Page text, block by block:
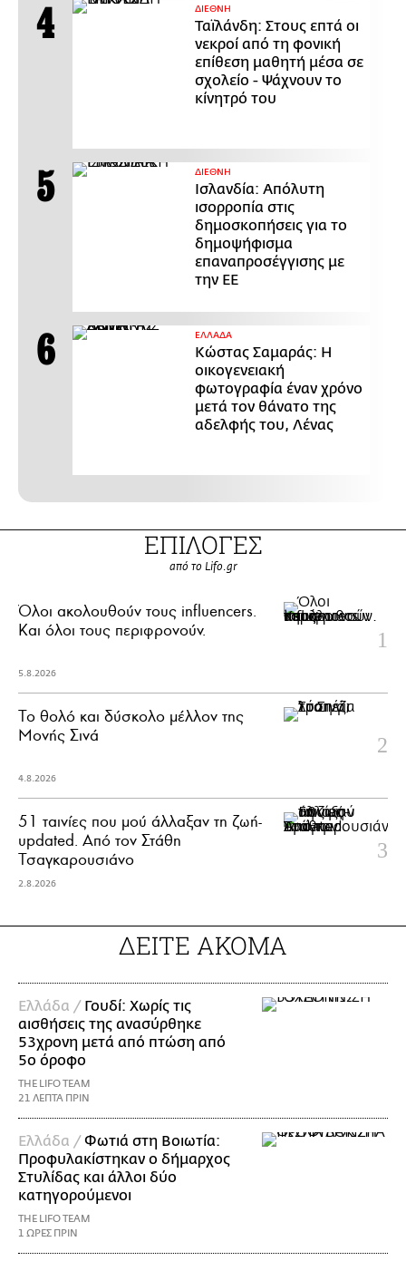
ΔΙΕΘΝΗ
Ταϊλάνδη: Στους επτά οι
νεκροί από τη φονική
επίθεση μαθητή μέσα σε
σχολείο - Ψάχνουν το
κίνητρό του
ΔΙΕΘΝΗ
Ισλανδία: Απόλυτη
ισορροπία στις
δημοσκοπήσεις για το
δημοψήφισμα
επαναπροσέγγισης με
την ΕΕ
ΕΛΛΑΔΑ
Κώστας Σαμαράς: Η
οικογενειακή
φωτογραφία έναν χρόνο
μετά τον θάνατο της
αδελφής του, Λένας
ΕΠΙΛΟΓΕΣ
από το Lifo.gr
Όλοι ακολουθούν τους influencers.
Και όλοι τους περιφρονούν.
5.8.2026
Το θολό και δύσκολο μέλλον της
Μονής Σινά
4.8.2026
51 ταινίες που μού άλλαξαν τη ζωή-
updated. Aπό τον Στάθη
Τσαγκαρουσιάνο
2.8.2026
ΔΕΙΤΕ ΑΚΟΜΑ
Ελλάδα / Γουδί: Χωρίς τις
αισθήσεις της ανασύρθηκε
53χρονη μετά από πτώση από
5ο όροφο
THE LIFO TEAM
21 ΛΕΠΤΑ ΠΡΙΝ
Ελλάδα /Φωτιά στη Βοιωτία:
Προφυλακίστηκαν ο δήμαρχος
Στυλίδας και άλλοι δύο
κατηγορούμενοι
THE LIFO TEAM
1 ΩΡΕΣ ΠΡΙΝ